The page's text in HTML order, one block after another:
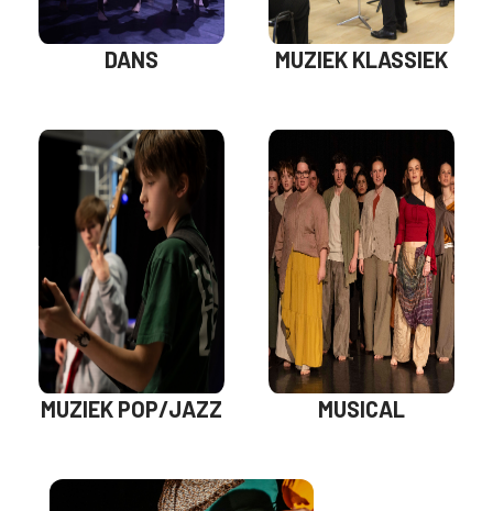
DANS MUZIEK KLASSIEK
MUZIEK POP/JAZZ MUSICAL